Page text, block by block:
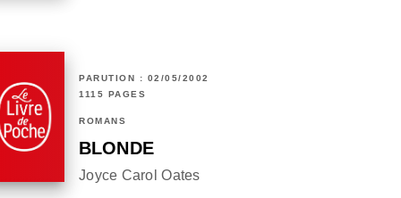
PARUTION : 02/05/2002
1115 PAGES
ROMANS
BLONDE
Joyce Carol Oates